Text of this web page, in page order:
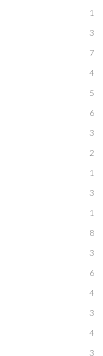
1
3
7
4
5
6
3
2
1
3
1
8
3
6
4
3
4
3